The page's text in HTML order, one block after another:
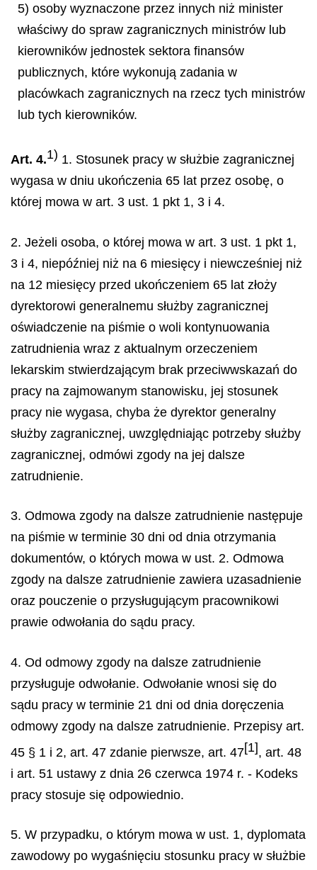
5) osoby wyznaczone przez innych niż minister
właściwy do spraw zagranicznych ministrów lub
kierowników jednostek sektora finansów
publicznych, które wykonują zadania w
placówkach zagranicznych na rzecz tych ministrów
lub tych kierowników.
Art. 4.1) 1. Stosunek pracy w służbie zagranicznej
wygasa w dniu ukończenia 65 lat przez osobę, o
której mowa w art. 3 ust. 1 pkt 1, 3 i 4.
2. Jeżeli osoba, o której mowa w art. 3 ust. 1 pkt 1,
3 i 4, niepóźniej niż na 6 miesięcy i niewcześniej niż
na 12 miesięcy przed ukończeniem 65 lat złoży
dyrektorowi generalnemu służby zagranicznej
oświadczenie na piśmie o woli kontynuowania
zatrudnienia wraz z aktualnym orzeczeniem
lekarskim stwierdzającym brak przeciwwskazań do
pracy na zajmowanym stanowisku, jej stosunek
pracy nie wygasa, chyba że dyrektor generalny
służby zagranicznej, uwzględniając potrzeby służby
zagranicznej, odmówi zgody na jej dalsze
zatrudnienie.
3. Odmowa zgody na dalsze zatrudnienie następuje
na piśmie w terminie 30 dni od dnia otrzymania
dokumentów, o których mowa w ust. 2. Odmowa
zgody na dalsze zatrudnienie zawiera uzasadnienie
oraz pouczenie o przysługującym pracownikowi
prawie odwołania do sądu pracy.
4. Od odmowy zgody na dalsze zatrudnienie
przysługuje odwołanie. Odwołanie wnosi się do
sądu pracy w terminie 21 dni od dnia doręczenia
odmowy zgody na dalsze zatrudnienie. Przepisy art.
45 § 1 i 2, art. 47 zdanie pierwsze, art. 47[1], art. 48
i art. 51 ustawy z dnia 26 czerwca 1974 r. - Kodeks
pracy stosuje się odpowiednio.
5. W przypadku, o którym mowa w ust. 1, dyplomata
zawodowy po wygaśnięciu stosunku pracy w służbie